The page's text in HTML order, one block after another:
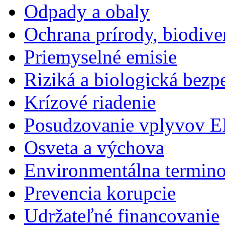
Odpady a obaly
Ochrana prírody,
Priemyselné emisie
Riziká a biologická
Krízové riadenie
Posudzovanie vplyvov
Osveta a výchova
Environmentálna
Prevencia korupcie
Udržateľné financovanie